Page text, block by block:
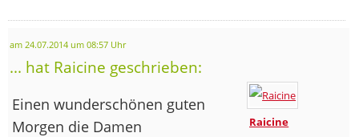
am 24.07.2014 um 08:57 Uhr
... hat Raicine geschrieben:
Raicine
Einen wunderschönen guten
Morgen die Damen